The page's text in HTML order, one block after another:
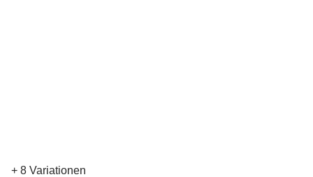
+ 8 Variationen